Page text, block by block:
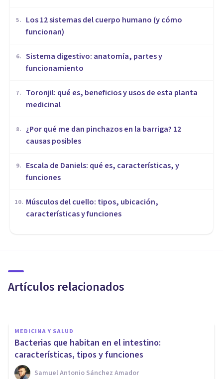
5.
Los 12 sistemas del cuerpo humano (y cómo
funcionan)
6. Sistema digestivo: anatomía, partes y
funcionamiento
7.
Toronjil: qué es, beneficios y usos de esta planta
medicinal
8.
¿Por qué me dan pinchazos en la barriga? 12
causas posibles
9.
Escala de Daniels: qué es, características, y
funciones
10. Músculos del cuello: tipos, ubicación,
características y funciones
Artículos relacionados
partes y funcionamiento
MEDICINA Y SALUD
Bacterias que habitan en el intestino:
características, tipos y funciones
Samuel Antonio Sánchez Amador